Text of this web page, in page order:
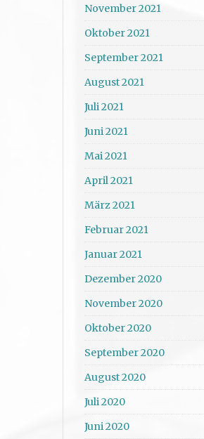
November 2021
Oktober 2021
September 2021
August 2021
Juli 2021
Juni 2021
Mai 2021
April 2021
März 2021
Februar 2021
Januar 2021
Dezember 2020
November 2020
Oktober 2020
September 2020
August 2020
Juli 2020
Juni 2020